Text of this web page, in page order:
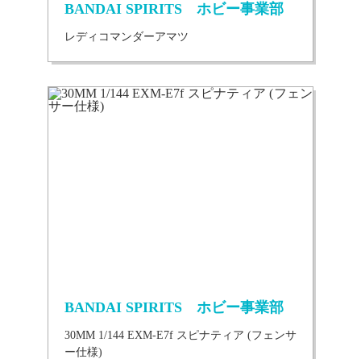
BANDAI SPIRITS ホビー事業部
レディコマンダーアマツ
BANDAI SPIRITS ホビー事業部
30MM 1/144 EXM-E7f スピナティア (フェンサ
ー仕様)